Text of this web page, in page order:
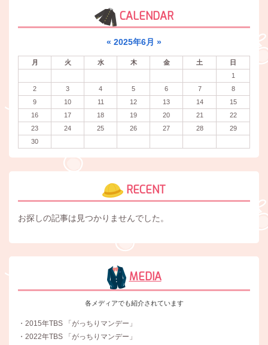
CALENDAR
« 2025年6月 »
月 火 水 木 金 土
日
1
2
3 4 5 6 7
8
9
10 11 12 13 14
15
16
17 18 19 20 21
22
23
24 25 26 27 28
29
30
RECENT
お探しの記事は見つかりませんでした。
MEDIA
各メディアでも紹介されています
・2015年TBS 「がっちりマンデー」
・2022年TBS 「がっちりマンデー」